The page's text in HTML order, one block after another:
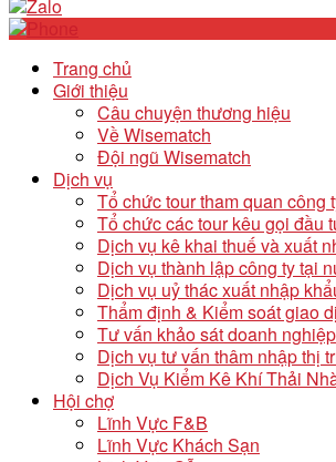
Trang chủ
Giới thiệu
Câu chuyện thương hiệu
Về Wisematch
Đội ngũ Wisematch
Dịch vụ
Tổ chức tour tham quan công
Tổ chức các tour kêu gọi đầu
Dịch vụ kê khai thuế và xuất
Dịch vụ thành lập công ty tại
Dịch vụ uỷ thác xuất nhập
Thẩm định & Kiểm soát giao
Tư vấn khảo sát doanh nghiệp
Dịch vụ tư vấn thâm nhập thị
Dịch Vụ Kiểm Kê Khí Thải
Hội chợ
Lĩnh Vực F&B
Lĩnh Vực Khách Sạn